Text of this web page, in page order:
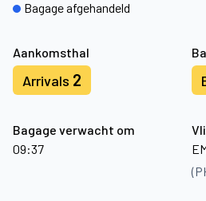
Aankomsthal
Arrivals 2
Bagage verwacht om
09:37
Bagage afgehandeld